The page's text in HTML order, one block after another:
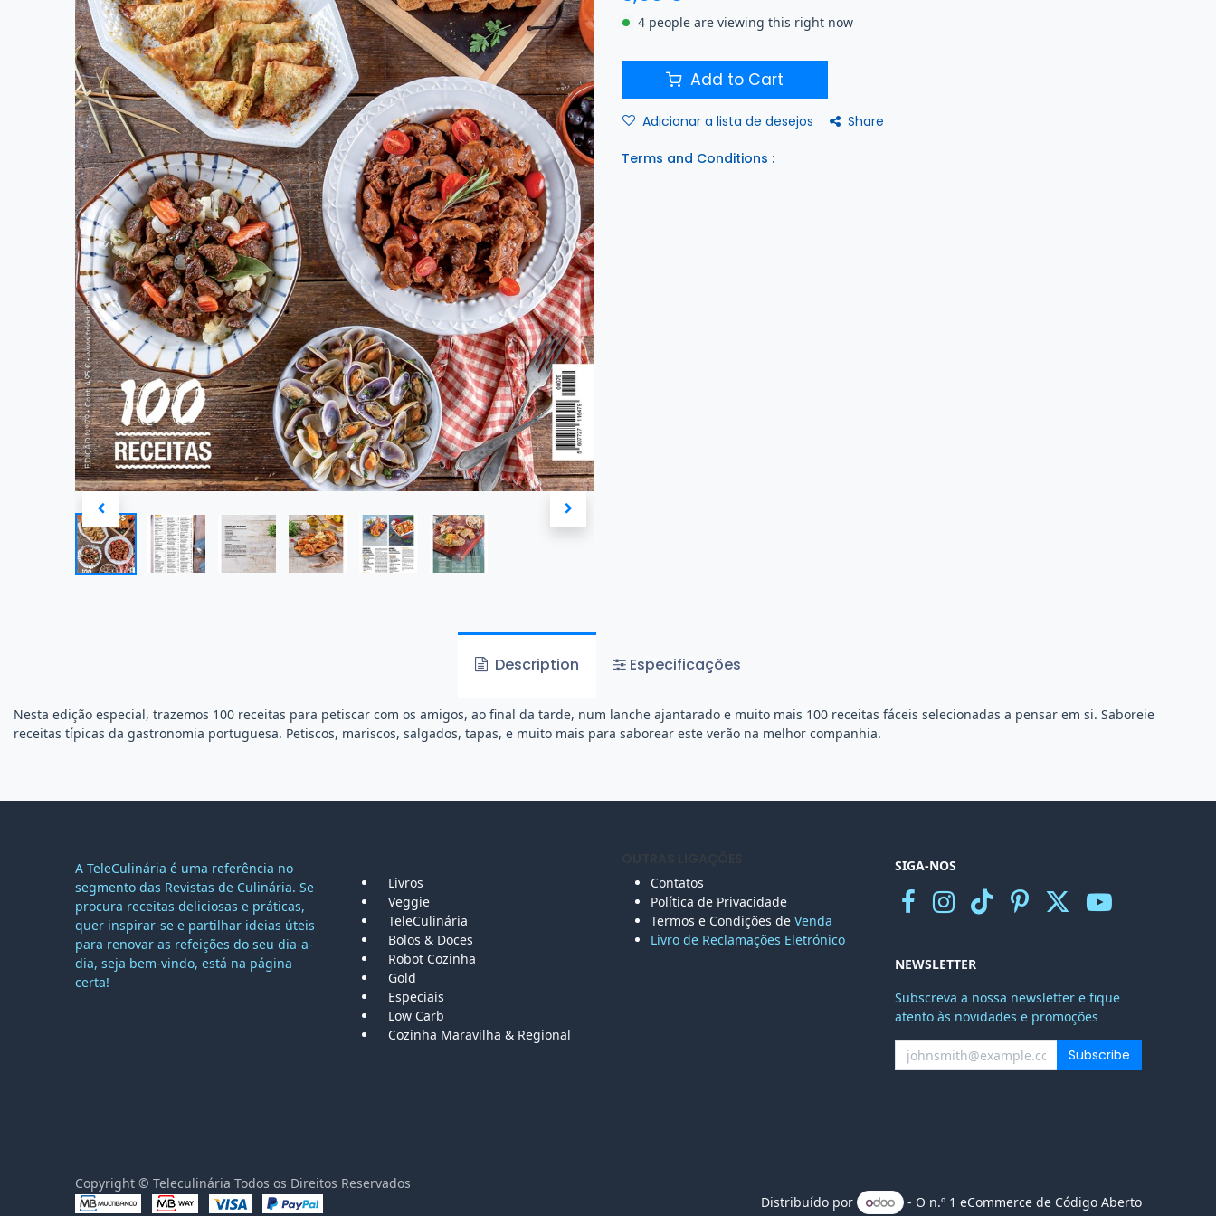
4 people are viewing this right now
Add to Cart
Adicionar a lista de desejos Share
Terms and Conditions :
Description Especificações
Nesta edição especial, trazemos 100 receitas para petiscar com os amigos, ao final da tarde, num lanche ajantarado e muito mais 100 receitas fáceis selecionadas a pensar em si. Saboreie
receitas típicas da gastronomia portuguesa. Petiscos, mariscos, salgados, tapas, e muito mais para saborear este verão na melhor companhia.
A TeleCulinária é uma referência no
segmento das Revistas de Culinária. Se
procura receitas deliciosas e práticas,
quer inspirar-se e partilhar ideias úteis
para renovar as refeições do seu dia-a-
dia, seja bem-vindo, está na página
certa!
Livros
Veggie
TeleCulinária
Bolos & Doces
Robot Cozinha
Gold
Especiais
Low Carb
Cozinha Maravilha & Regional
Contatos
Política de Privacidade
Termos e Condições de Venda
Livro de Reclamações Eletrónico
SIGA-NOS
NEWSLETTER
Subscreva a nossa newsletter e fique
atento às novidades e promoções
Subscribe
Copyright © Teleculinária Todos os Direitos Reservados
Distribuído por
- O n.º 1 eCommerce de Código Aberto